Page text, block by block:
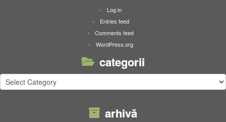
Log in
Entries feed
Comments feed
WordPress.org
categorii
categorii
arhivă